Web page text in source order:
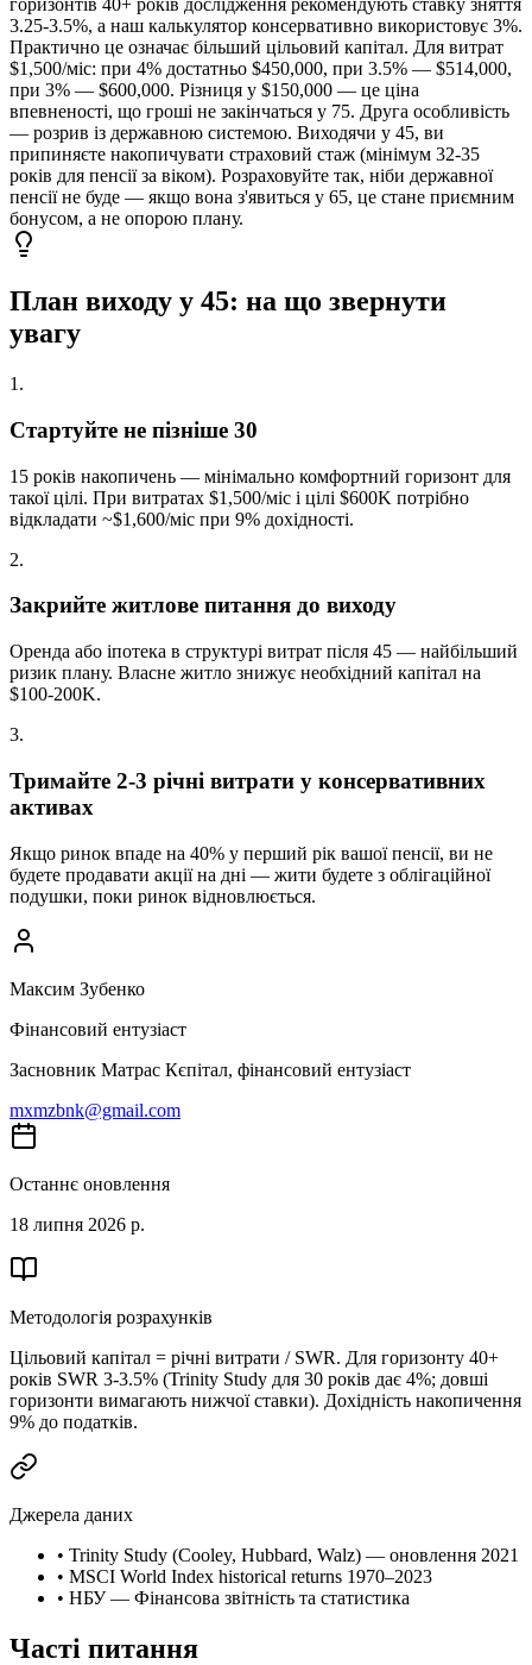
3.25-3.5%, а наш калькулятор консервативно використовує 3%.
Практично це означає більший цільовий капітал. Для витрат
$1,500/міс: при 4% достатньо $450,000, при 3.5% — $514,000,
при 3% — $600,000. Різниця у $150,000 — це ціна
впевненості, що гроші не закінчаться у 75. Друга особливість
— розрив із державною системою. Виходячи у 45, ви
припиняєте накопичувати страховий стаж (мінімум 32-35
років для пенсії за віком). Розраховуйте так, ніби державної
пенсії не буде — якщо вона з'явиться у 65, це стане приємним
бонусом, а не опорою плану.
План виходу у 45: на що звернути
увагу
1 .
Стартуйте не пізніше 30
15 років накопичень — мінімально комфортний горизонт для
такої цілі. При витратах $1,500/міс і цілі $600K потрібно
відкладати ~$1,600/міс при 9% дохідності.
2.
Закрийте житлове питання до виходу
Оренда або іпотека в структурі витрат після 45 — найбільший
ризик плану. Власне житло знижує необхідний капітал на
$100-200K.
3.
Тримайте 2-3 річні витрати у консервативних
активах
Якщо ринок впаде на 40% у перший рік вашої пенсії, ви не
будете продавати акції на дні — жити будете з облігаційної
подушки, поки ринок відновлюється.
Максим Зубенко
Фінансовий ентузіаст
Засновник Матрас Кєпітал, фінансовий ентузіаст
mxmzbnk@gmail.com
Останнє оновлення
18 липня 2026 р.
Методологія розрахунків
Цільовий капітал = річні витрати / SWR. Для горизонту 40+
років SWR 3-3.5% (Trinity Study для 30 років дає 4%; довші
горизонти вимагають нижчої ставки). Дохідність накопичення
9% до податків.
Джерела даних
• Trinity Study (Cooley, Hubbard, Walz) — оновлення 2021
• MSCI World Index historical returns 1970–2023
• НБУ — Фінансова звітність та статистика
Часті питання